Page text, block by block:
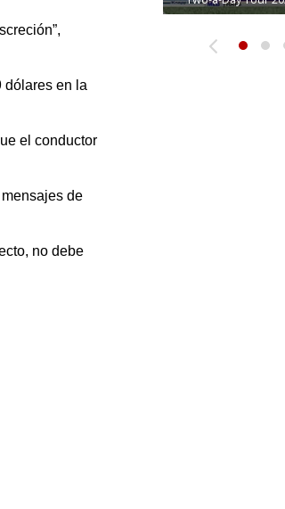
dólares en la
el conductor
de
no debe